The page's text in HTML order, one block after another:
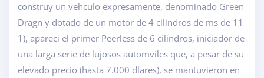
construy un vehculo expresamente, denominado Green
Dragn y dotado de un motor de 4 cilindros de ms de 11
1), apareci el primer Peerless de 6 cilindros, iniciador de
una larga serie de lujosos automviles que, a pesar de su
elevado precio (hasta 7.000 dlares), se mantuvieron en